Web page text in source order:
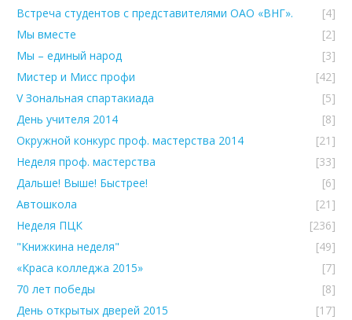
Встреча студентов с представителями ОАО «ВНГ».
[4]
Мы вместе
[2]
Мы – единый народ
[3]
Мистер и Мисс профи
[42]
V Зональная спартакиада
[5]
День учителя 2014
[8]
Окружной конкурс проф. мастерства 2014
[21]
Неделя проф. мастерства
[33]
Дальше! Выше! Быстрее!
[6]
Автошкола
[21]
Неделя ПЦК
[236]
"Книжкина неделя"
[49]
«Краса колледжа 2015»
[7]
70 лет победы
[8]
День открытых дверей 2015
[17]